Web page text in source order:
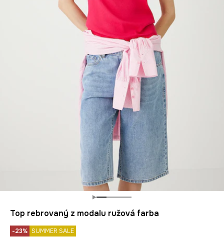
Top rebrovaný z modalu ružová farba
-23% SUMMER SALE